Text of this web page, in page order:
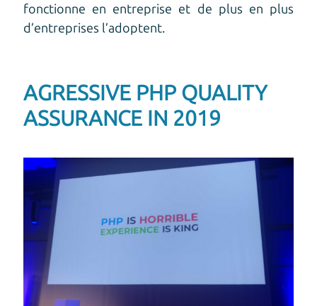
fonctionne en entreprise et de plus en plus
d’entreprises l’adoptent.
AGRESSIVE PHP QUALITY
ASSURANCE IN 2019